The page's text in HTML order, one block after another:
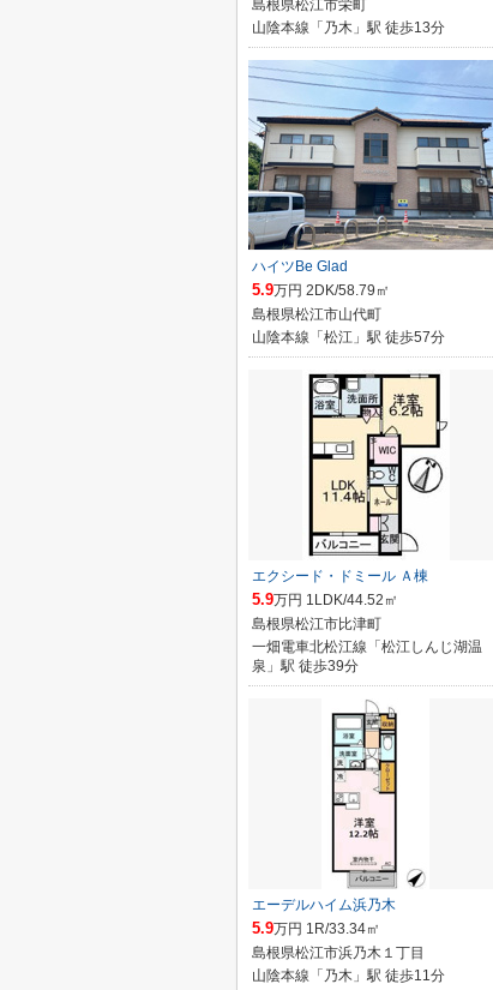
島根県松江市栄町
山陰本線「乃木」駅 徒歩13分
ハイツBe Glad
5.9万円 2DK/58.79㎡
島根県松江市山代町
山陰本線「松江」駅 徒歩57分
エクシード・ドミール Ａ棟
5.9万円 1LDK/44.52㎡
島根県松江市比津町
一畑電車北松江線「松江しんじ湖温
泉」駅 徒歩39分
エーデルハイム浜乃木
5.9万円 1R/33.34㎡
島根県松江市浜乃木１丁目
山陰本線「乃木」駅 徒歩11分